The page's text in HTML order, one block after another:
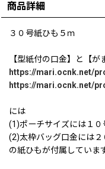
商品詳細
３０号紙ひも５ｍ
【型紙付の口金】と【が
https://mari.ocnk.net/
https://mari.ocnk.net/
には
(1)ポーチサイズには１０
(2)太枠バッグ口金には２
の紙ひもが付属していま